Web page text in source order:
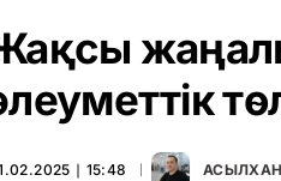
∣ 15:48 АСЫЛХАН